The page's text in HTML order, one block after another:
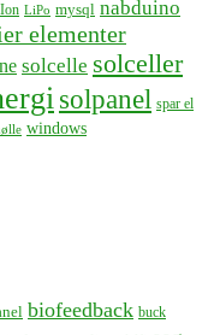
LiPo mysql nabduino
elementer
solcelle solceller
solpanel spar el
windows
biofeedback buck